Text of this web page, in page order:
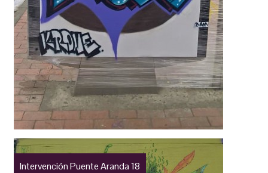
Intervención Puente Aranda 18